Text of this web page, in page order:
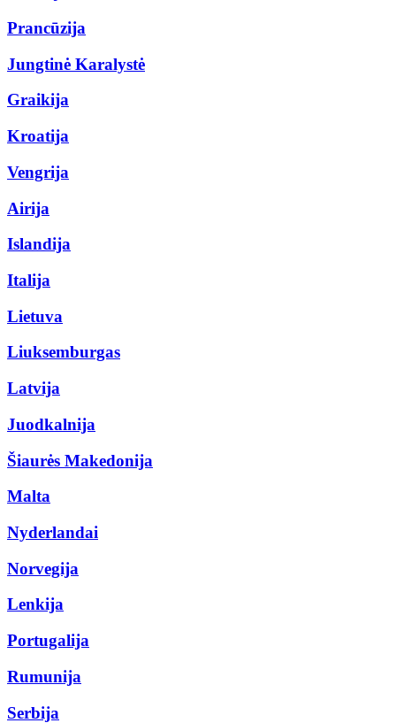
Prancūzija
Jungtinė Karalystė
Graikija
Kroatija
Vengrija
Airija
Islandija
Italija
Lietuva
Liuksemburgas
Latvija
Juodkalnija
Šiaurės Makedonija
Malta
Nyderlandai
Norvegija
Lenkija
Portugalija
Rumunija
Serbija